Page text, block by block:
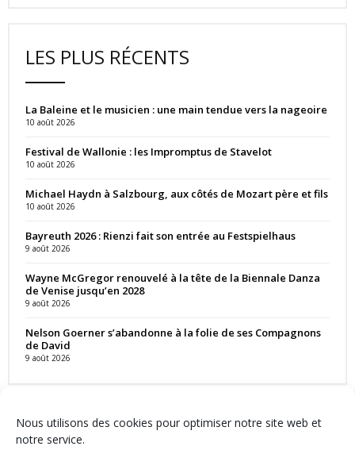
Nous utilisons des cookies pour optimiser notre site web et
notre service.
LES PLUS RÉCENTS
La Baleine et le musicien : une main tendue vers la nageoire
10 août 2026
Festival de Wallonie : les Impromptus de Stavelot
10 août 2026
Michael Haydn à Salzbourg, aux côtés de Mozart père et fils
10 août 2026
Bayreuth 2026 : Rienzi fait son entrée au Festspielhaus
9 août 2026
Wayne McGregor renouvelé à la tête de la Biennale Danza
de Venise jusqu’en 2028
9 août 2026
Nelson Goerner s’abandonne à la folie de ses Compagnons
de David
9 août 2026